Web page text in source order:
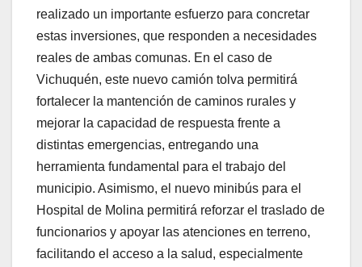
realizado un importante esfuerzo para concretar
estas inversiones, que responden a necesidades
reales de ambas comunas. En el caso de
Vichuquén, este nuevo camión tolva permitirá
fortalecer la mantención de caminos rurales y
mejorar la capacidad de respuesta frente a
distintas emergencias, entregando una
herramienta fundamental para el trabajo del
municipio. Asimismo, el nuevo minibús para el
Hospital de Molina permitirá reforzar el traslado de
funcionarios y apoyar las atenciones en terreno,
facilitando el acceso a la salud, especialmente